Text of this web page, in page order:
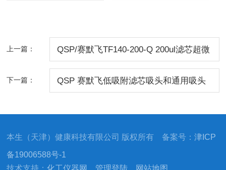
上一篇： QSP/赛默飞TF140-200-Q 200ul滤芯超微
下一篇： QSP 赛默飞低吸附滤芯吸头和通用吸头
本生（天津）健康科技有限公司 版权所有 备案号：津ICP
备19006588号-1